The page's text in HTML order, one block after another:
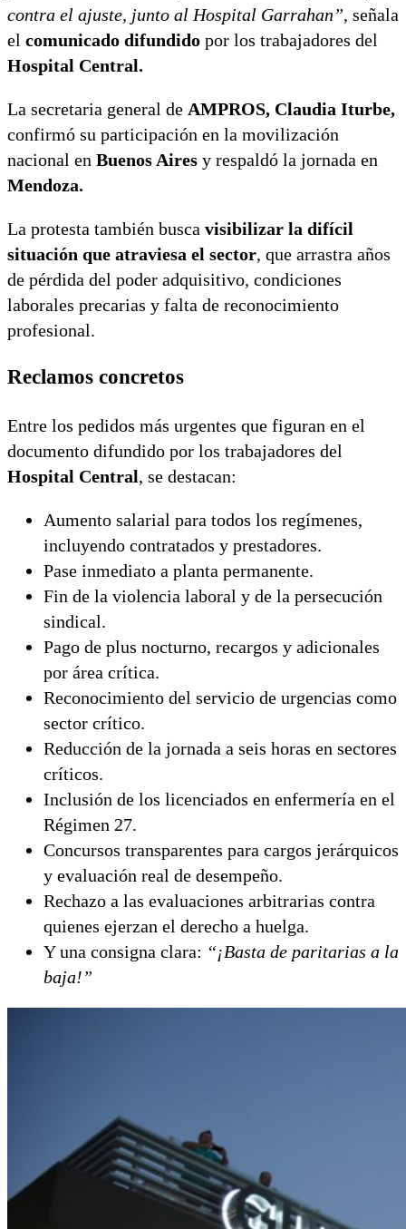
contra el ajuste, junto al Hospital Garrahan”, señala
el comunicado difundido por los trabajadores del
Hospital Central.
La secretaria general de AMPROS, Claudia Iturbe,
confirmó su participación en la movilización
nacional en Buenos Aires y respaldó la jornada en
Mendoza.
La protesta también busca visibilizar la difícil
situación que atraviesa el sector, que arrastra años
de pérdida del poder adquisitivo, condiciones
laborales precarias y falta de reconocimiento
profesional.
Reclamos concretos
Entre los pedidos más urgentes que figuran en el
documento difundido por los trabajadores del
Hospital Central, se destacan:
Aumento salarial para todos los regímenes,
incluyendo contratados y prestadores.
Pase inmediato a planta permanente.
Fin de la violencia laboral y de la persecución
sindical.
Pago de plus nocturno, recargos y adicionales
por área crítica.
Reconocimiento del servicio de urgencias como
sector crítico.
Reducción de la jornada a seis horas en sectores
críticos.
Inclusión de los licenciados en enfermería en el
Régimen 27.
Concursos transparentes para cargos jerárquicos
y evaluación real de desempeño.
Rechazo a las evaluaciones arbitrarias contra
quienes ejerzan el derecho a huelga.
Y una consigna clara: “¡Basta de paritarias a la
baja!”